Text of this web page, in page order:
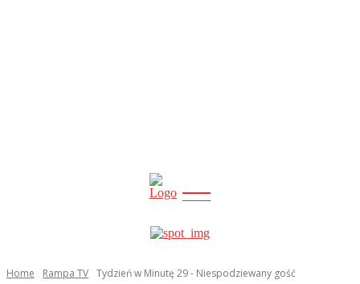
news
Home Rampa TV Tydzień w Minutę 29 - Niespodziewany gość